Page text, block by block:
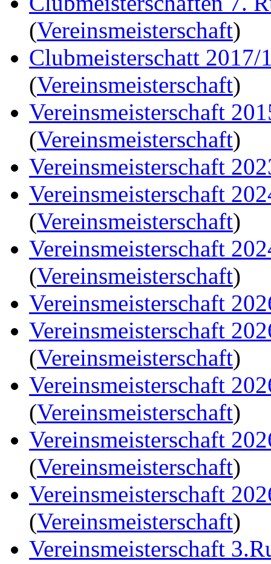
(Vereinsmeisterschaft)
Clubmeisterschatt 2017/
(Vereinsmeisterschaft)
Vereinsmeisterschaft
(Vereinsmeisterschaft)
Vereinsmeisterschaft
Vereinsmeisterschaft
(Vereinsmeisterschaft)
Vereinsmeisterschaft
(Vereinsmeisterschaft)
Vereinsmeisterschaft
Vereinsmeisterschaft
(Vereinsmeisterschaft)
Vereinsmeisterschaft
(Vereinsmeisterschaft)
Vereinsmeisterschaft
(Vereinsmeisterschaft)
Vereinsmeisterschaft
(Vereinsmeisterschaft)
Vereinsmeisterschaft